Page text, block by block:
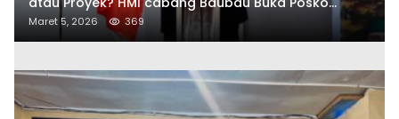
Aduan Masyarakat
Maret 5, 2026 369